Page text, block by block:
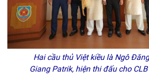
Hai cầu thủ Việt kiều là Ngô
Giang Patrik, hiện thi đấu cho CLB